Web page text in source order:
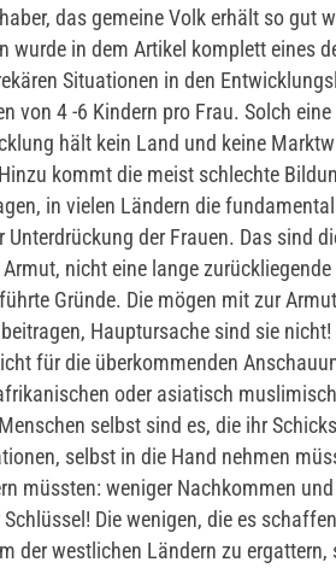
das gemeine Volk erhält so gut
wurde in dem Artikel komplett eines
Situationen in den
von 4 -6 Kindern pro Frau. Solch eine
hält kein Land und keine
kommt die meist schlechte
in vielen Ländern die
der Frauen. Das sind
nicht eine lange
Gründe. Die mögen mit zur
Hauptursache sind sie nicht!
für die überkommenden
oder asiatisch
selbst sind es, die ihr
selbst in die Hand nehmen
müssten: weniger Nachkommen
Die wenigen, die es
der westlichen Ländern zu ergattern,